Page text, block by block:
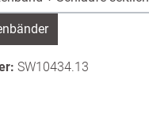
SW10434.13